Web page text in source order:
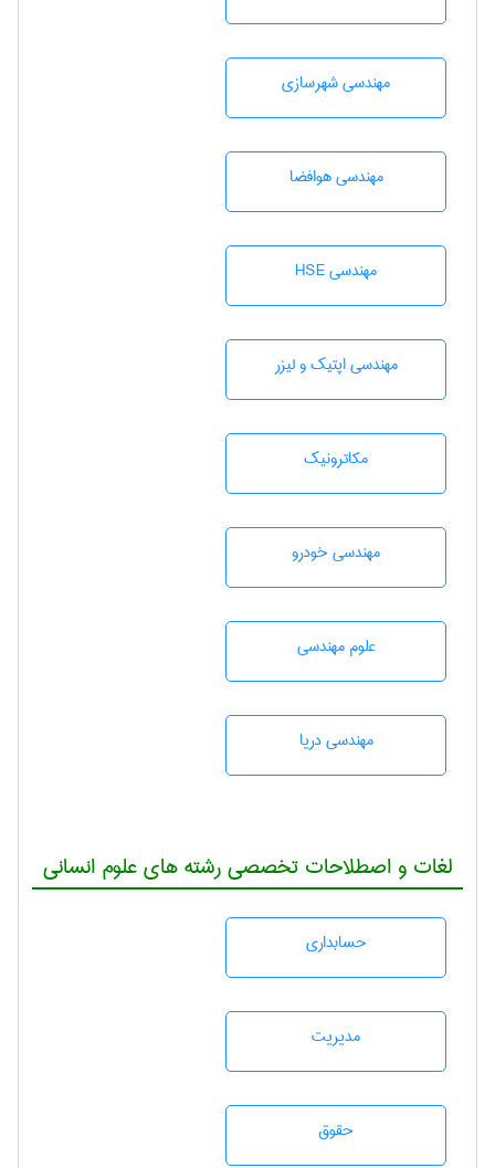
مهندسی شهرسازی
مهندسی هوافضا
مهندسی HSE
مهندسی اپتیک و لیزر
مکاترونیک
مهندسی خودرو
علوم مهندسی
مهندسی دریا
لغات و اصطلاحات تخصصی رشته های علوم انسانی
حسابداری
مديريت
حقوق